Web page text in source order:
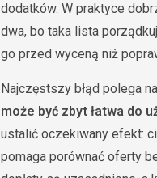
dodatków. W praktyce
dwa, bo taka lista
go przed wyceną niż
Najczęstszy błąd polega
może być zbyt łatwa do
ustalić oczekiwany efekt:
pomaga porównać oferty